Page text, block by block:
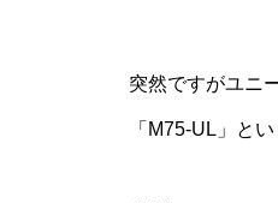
突然ですがユニ
「M75-UL」と